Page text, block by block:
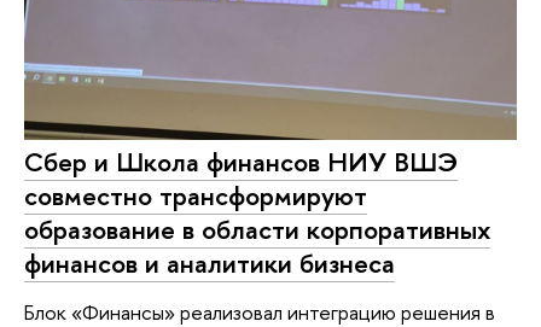
Сбер и Школа финансов НИУ ВШЭ
совместно трансформируют
образование в области корпоративных
финансов и аналитики бизнеса
Блок «Финансы» реализовал интеграцию решения в